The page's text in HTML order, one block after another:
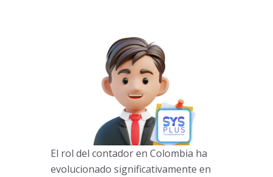
El rol del contador en Colombia ha
evolucionado significativamente en